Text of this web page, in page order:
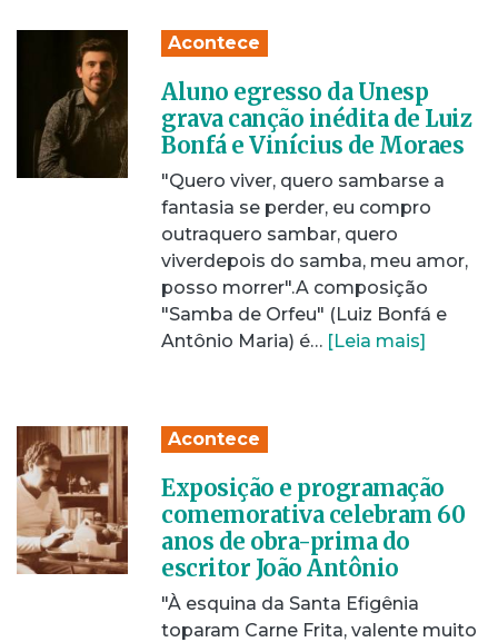
Acontece
Aluno egresso da Unesp
grava canção inédita de Luiz
Bonfá e Vinícius de Moraes
"Quero viver, quero sambarse a
fantasia se perder, eu compro
outraquero sambar, quero
viverdepois do samba, meu amor,
posso morrer".A composição
"Samba de Orfeu" (Luiz Bonfá e
Antônio Maria) é… [Leia mais]
Acontece
Exposição e programação
comemorativa celebram 60
anos de obra-prima do
escritor João Antônio
"À esquina da Santa Efigênia
toparam Carne Frita, valente muito